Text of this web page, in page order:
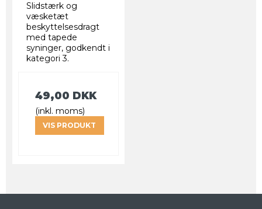
Slidstærk og
væsketæt
beskyttelsesdragt
med tapede
syninger, godkendt i
kategori 3.
49,00 DKK
(inkl. moms)
VIS PRODUKT